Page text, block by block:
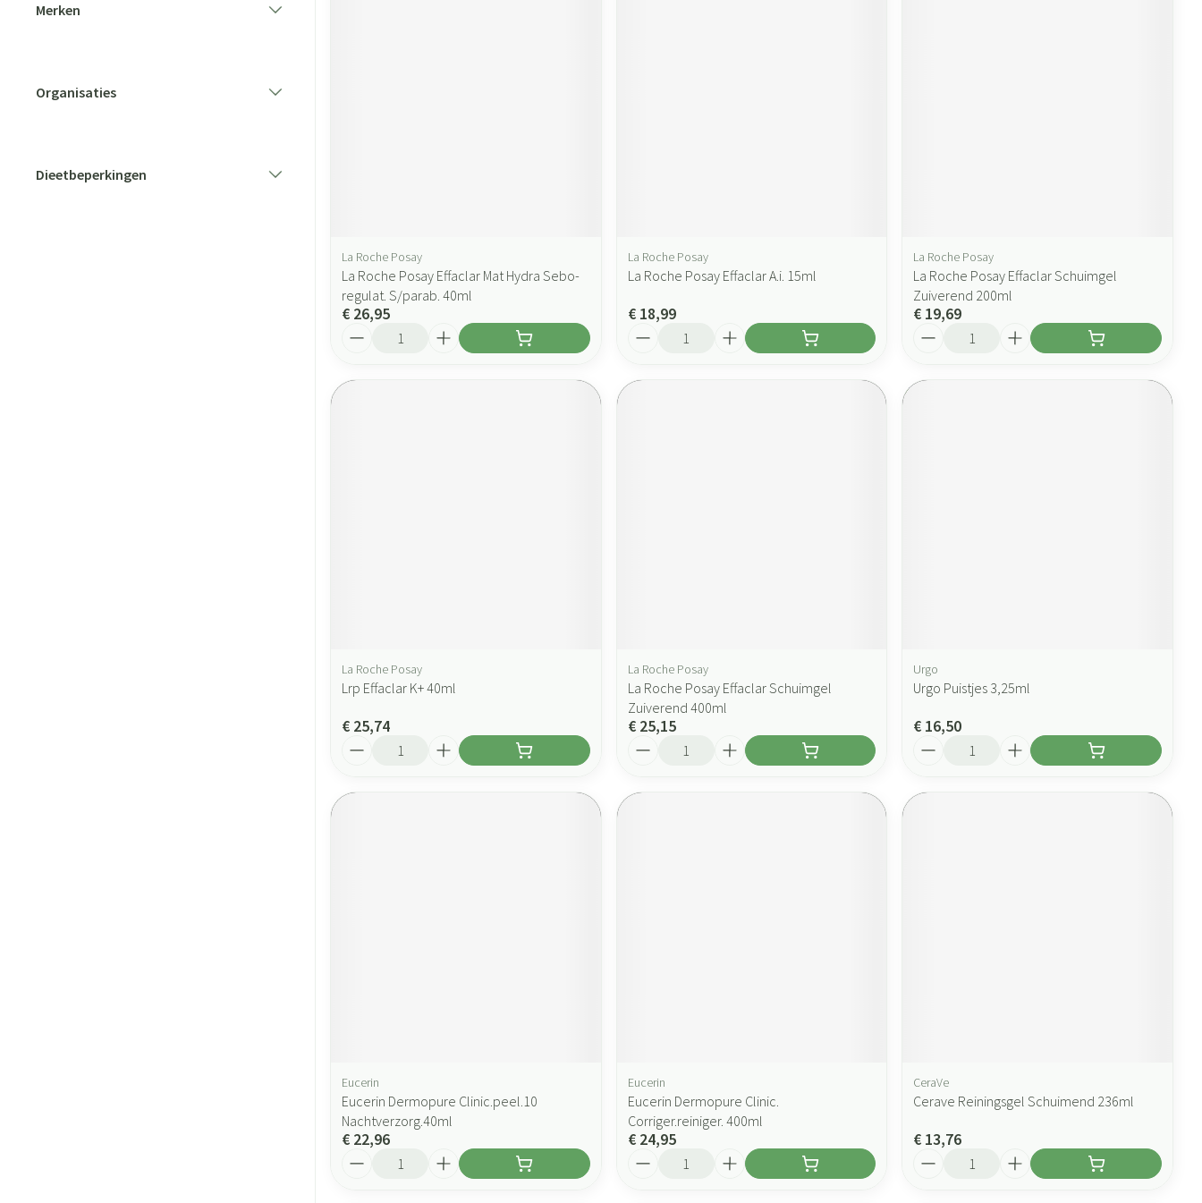
Merken
Organisaties
Dieetbeperkingen
La Roche Posay
La Roche Posay Effaclar Mat Hydra Sebo-
regulat. S/parab. 40ml
€ 26,95
La Roche Posay
La Roche Posay Effaclar A.i. 15ml
€ 18,99
La Roche Posay
La Roche Posay Effaclar Schuimgel
Zuiverend 200ml
€ 19,69
La Roche Posay
Lrp Effaclar K+ 40ml
€ 25,74
La Roche Posay
La Roche Posay Effaclar Schuimgel
Zuiverend 400ml
€ 25,15
Urgo
Urgo Puistjes 3,25ml
€ 16,50
Eucerin
Eucerin Dermopure Clinic.peel.10
Nachtverzorg.40ml
€ 22,96
Eucerin
Eucerin Dermopure Clinic.
Corriger.reiniger. 400ml
€ 24,95
CeraVe
Cerave Reiningsgel Schuimend 236ml
€ 13,76